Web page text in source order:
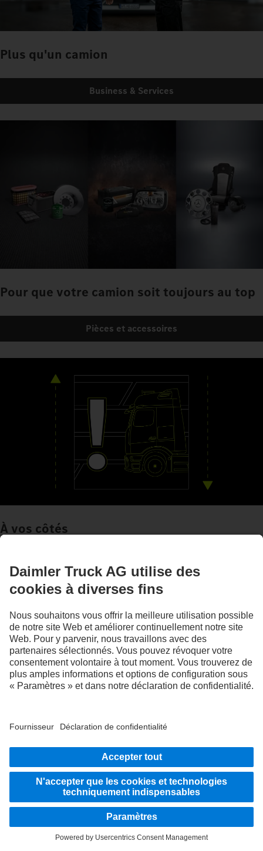
Plus qu'un camion
Business & Services
Pour que votre camion soit toujours au top
Pièces et accessoires
À vos côtés
Systèmes d'aide à la conduite
Les illustrations et les textes peuvent présenter des accessoires ou des options non
compris dans la composition de la fourniture de série. Les illustrations présentées
ne sont fournies qu'à titre d'exemple et ne sauraient correspondre obligatoirement à
l'état réel des véhicules d'origine. L'apparence des véhicules d'origine peut différer
diversité, l'ouverture d'esprit et le respect font partie des convictions fondamentales
de Daimler Truck AG. Nous le montrons dans notre façon de penser, d'agir et de
communiquer. En principe, tous les termes choisis incluent évidemment tous les
sexes et toutes les identités.